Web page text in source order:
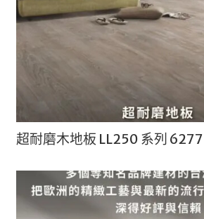
超耐磨木地板 LL250 系列